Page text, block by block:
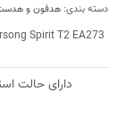
دسته بندی: هدفون و
Spirit T2 EA273
دارای حالت